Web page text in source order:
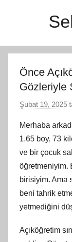
Önce
Gözleriyle
Şubat 19, 2025
Merhaba
1.65 boy, 73
ve bir çocuk
öğretmeniyim.
birisiyim. Ama
beni tahrik
yetmediğini
Açıköğretim